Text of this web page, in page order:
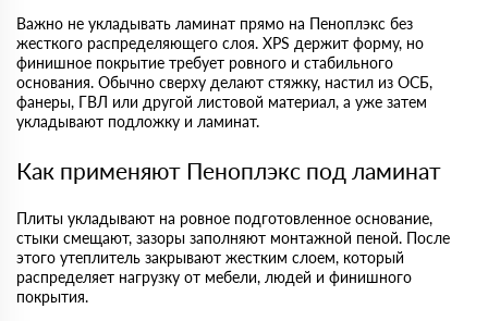
Важно не укладывать ламинат прямо на Пеноплэкс без
жесткого распределяющего слоя. XPS держит форму, но
финишное покрытие требует ровного и стабильного
основания. Обычно сверху делают стяжку, настил из ОСБ,
фанеры, ГВЛ или другой листовой материал, а уже затем
укладывают подложку и ламинат.
Как применяют Пеноплэкс под ламинат
Плиты укладывают на ровное подготовленное основание,
стыки смещают, зазоры заполняют монтажной пеной. После
этого утеплитель закрывают жестким слоем, который
распределяет нагрузку от мебели, людей и финишного
покрытия.